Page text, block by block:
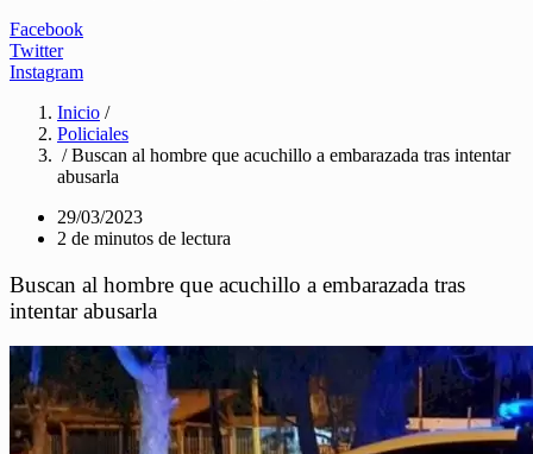
Facebook
Twitter
Instagram
Inicio /
Policiales
/ Buscan al hombre que acuchillo a embarazada tras intentar
abusarla
29/03/2023
2 de minutos de lectura
Buscan al hombre que acuchillo a embarazada tras
intentar abusarla